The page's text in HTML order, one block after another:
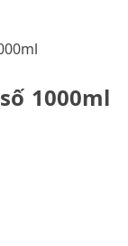
1000ml